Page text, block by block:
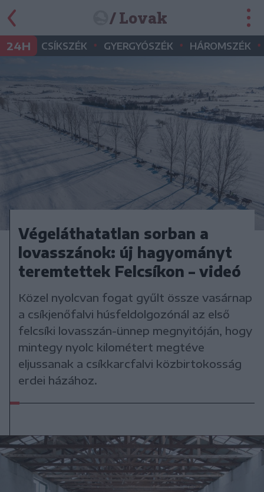
/ Lovak
24H CSÍKSZÉK • GYERGYÓSZÉK • HÁROMSZÉK •
Végeláthatatlan sorban a
lovasszánok: új hagyományt
teremtettek Felcsíkon – videó
Közel nyolcvan fogat gyűlt össze vasárnap
a csíkjenőfalvi húsfeldolgozónál az első
felcsíki lovasszán-ünnep megnyitóján, hogy
mintegy nyolc kilométert megtéve
eljussanak a csíkkarcfalvi közbirtokosság
erdei házához.